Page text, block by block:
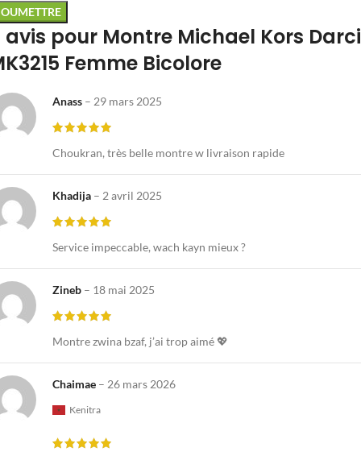
avis pour Montre Michael Kors Darci
Femme Bicolore
Anass – 29 mars 2025
Choukran, très belle montre w livraison rapide
Khadija – 2 avril 2025
Service impeccable, wach kayn mieux ?
Zineb – 18 mai 2025
Montre zwina bzaf, j’ai trop aimé 💖
Chaimae – 26 mars 2026
Kenitra